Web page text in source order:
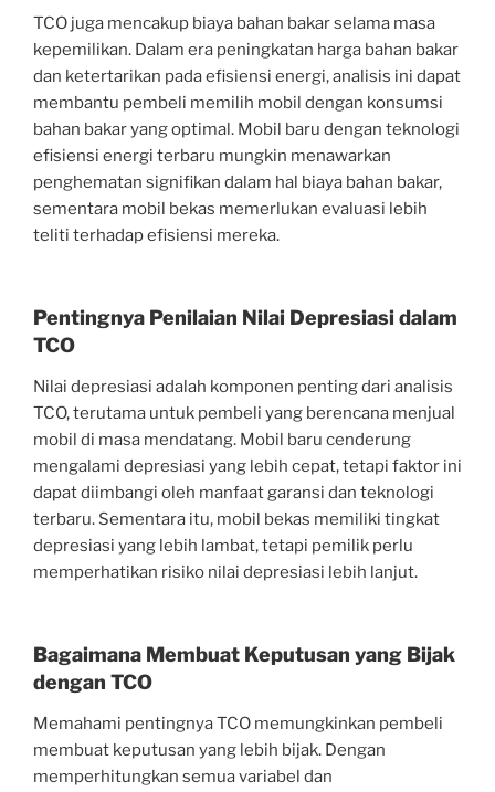
TCO juga mencakup biaya bahan bakar selama masa
kepemilikan. Dalam era peningkatan harga bahan bakar
dan ketertarikan pada efisiensi energi, analisis ini dapat
membantu pembeli memilih mobil dengan konsumsi
bahan bakar yang optimal. Mobil baru dengan teknologi
efisiensi energi terbaru mungkin menawarkan
penghematan signifikan dalam hal biaya bahan bakar,
sementara mobil bekas memerlukan evaluasi lebih
teliti terhadap efisiensi mereka.
Pentingnya Penilaian Nilai Depresiasi dalam
TCO
Nilai depresiasi adalah komponen penting dari analisis
TCO, terutama untuk pembeli yang berencana menjual
mobil di masa mendatang. Mobil baru cenderung
mengalami depresiasi yang lebih cepat, tetapi faktor ini
dapat diimbangi oleh manfaat garansi dan teknologi
terbaru. Sementara itu, mobil bekas memiliki tingkat
depresiasi yang lebih lambat, tetapi pemilik perlu
memperhatikan risiko nilai depresiasi lebih lanjut.
Bagaimana Membuat Keputusan yang Bijak
dengan TCO
Memahami pentingnya TCO memungkinkan pembeli
membuat keputusan yang lebih bijak. Dengan
memperhitungkan semua variabel dan